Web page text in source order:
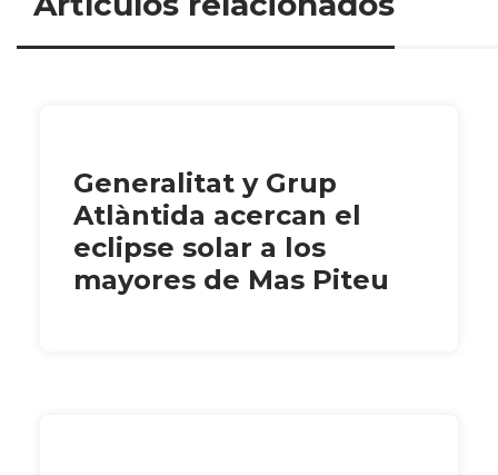
Generalitat y Grup
Atlàntida acercan el
eclipse solar a los
mayores de Mas Piteu